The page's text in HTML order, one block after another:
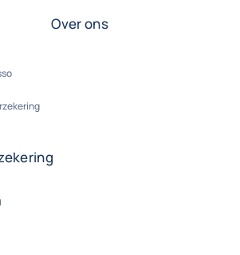
Over ons